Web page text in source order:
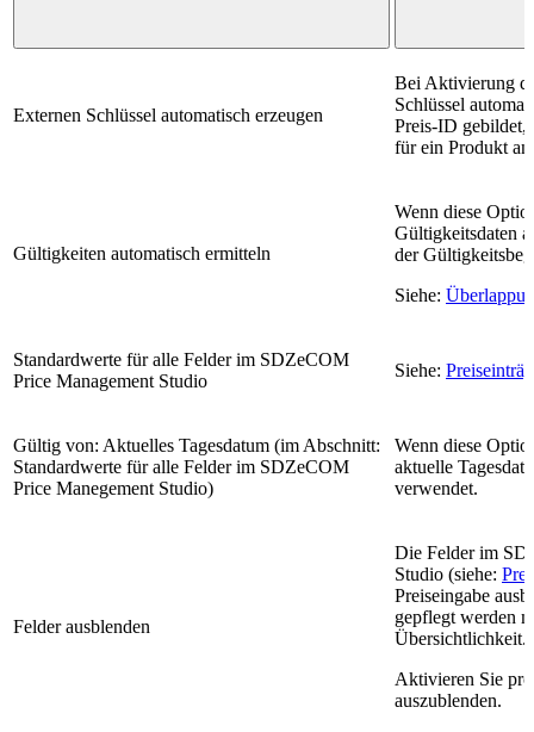
Externen Schlüssel automatisch erzeugen
Bei Aktivierung
Schlüssel
Preis-ID gebildet,
für ein Produkt
Gültigkeiten automatisch ermitteln
Wenn diese
Gültigkeitsdaten
der
Siehe:
Standardwerte für alle Felder im SDZeCOM
Price Management Studio
Siehe:
Gültig von: Aktuelles Tagesdatum (im Abschnitt:
Standardwerte für alle Felder im SDZeCOM
Price Manegement Studio)
Wenn diese
aktuelle
verwendet.
Felder ausblenden
Die Felder im
Studio (siehe:
Preiseingabe
gepflegt werden
Übersichtlichkeit.
Aktivieren Sie
auszublenden.